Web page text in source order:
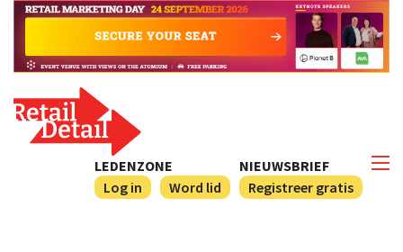
NIEUWSBRIEF
Registreer gratis
LEDENZONE
Log in
Word lid